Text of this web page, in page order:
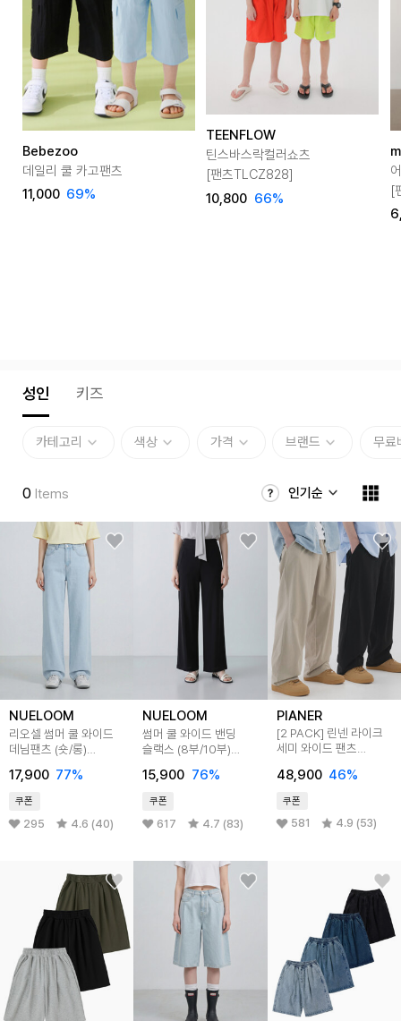
Bebezoo
데일리 쿨 카고팬츠
11,000 69%
TEENFLOW
틴스바스락컬러쇼츠
[팬츠TLCZ828]
10,800 66%
[
성인 키즈
카테고리 색상 가격 브랜드 무료
0 Items 인기순
NUELOOM
리오셀 썸머 쿨 와이드
데님팬츠 (숏/롱)
17,900 77%
쿠폰
295 4.6 (40)
NUELOOM
썸머 쿨 와이드 밴딩
슬랙스 (8부/10부)
15,900 76%
쿠폰
617 4.7 (83)
PIANER
[2 PACK] 린넨 라이크
세미 와이드 팬츠
48,900 46%
쿠폰
581 4.9 (53)